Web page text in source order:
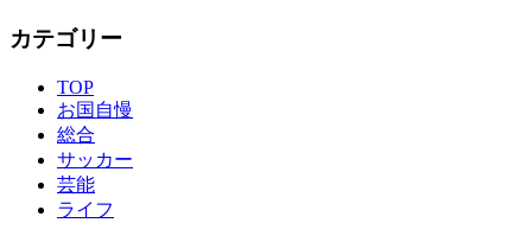
カテゴリー
TOP
お国自慢
総合
サッカー
芸能
ライフ